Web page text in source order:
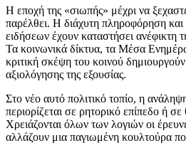
Η εποχή της «σιωπής» μέχρι να
παρέλθει. Η διάχυτη πληροφόρηση και
ειδήσεων έχουν καταστήσει ανέφικτη
Τα κοινωνικά δίκτυα, τα Μέσα
κριτική σκέψη του κοινού
αξιολόγησης της εξουσίας.
Στο νέο αυτό πολιτικό τοπίο, η
περιορίζεται σε ρητορικό επίπεδο ή σε
Χρειάζονται όλων των λογιών οι
αλλάζουν μια παγιωμένη κουλτούρα